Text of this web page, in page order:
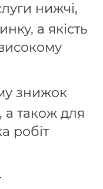
нижчі,
а якість
знижок
а також для
робіт